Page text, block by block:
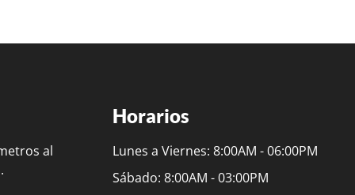
al
Horarios
Lunes a Viernes: 8:00AM - 06:00PM
Sábado: 8:00AM - 03:00PM